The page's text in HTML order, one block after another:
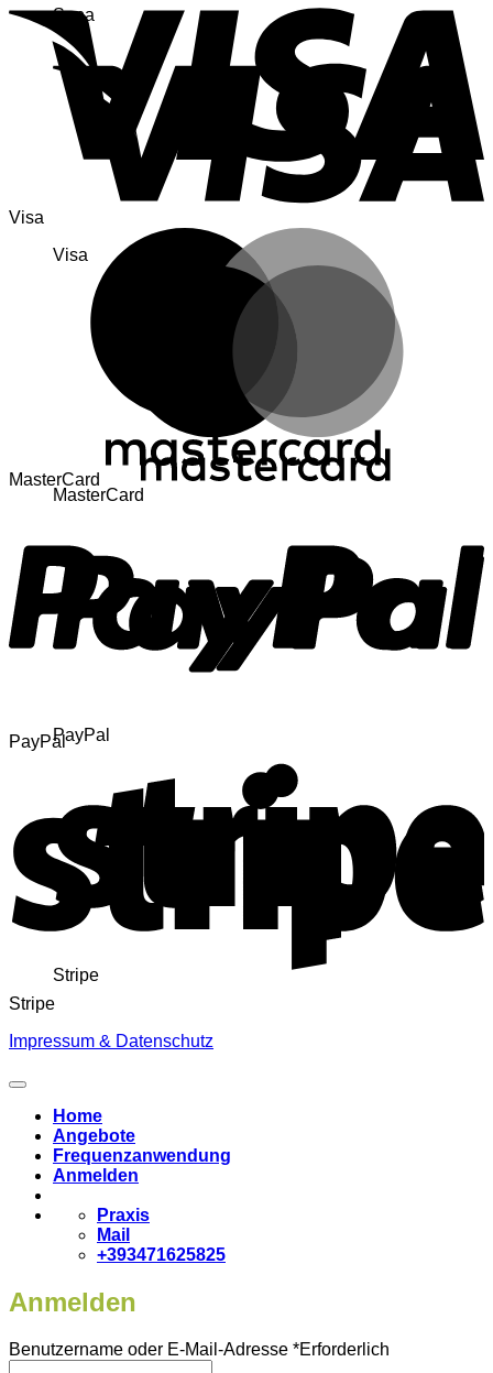
Sepa
Visa
MasterCard
PayPal
Stripe
Visa
MasterCard
PayPal
Stripe
Impressum & Datenschutz
Home
Angebote
Frequenzanwendung
Anmelden
Praxis
Mail
+393471625825
Anmelden
Benutzername oder E-Mail-Adresse *Erforderlich